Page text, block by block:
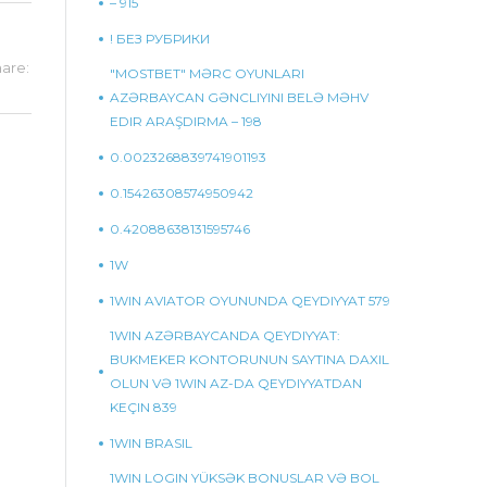
! БЕЗ РУБРИКИ
"MOSTBET" MƏRC OYUNLARI
AZƏRBAYCAN GƏNCLIYINI BELƏ MƏHV
EDIR ARAŞDIRMA – 198
0.0023268839741901193
0.15426308574950942
0.42088638131595746
1W
1WIN AVIATOR OYUNUNDA QEYDIYYAT 579
1WIN AZƏRBAYCANDA QEYDIYYAT:
BUKMEKER KONTORUNUN SAYTINA DAXIL
OLUN VƏ 1WIN AZ-DA QEYDIYYATDAN
KEÇIN 839
1WIN BRASIL
1WIN LOGIN YÜKSƏK BONUSLAR VƏ BOL